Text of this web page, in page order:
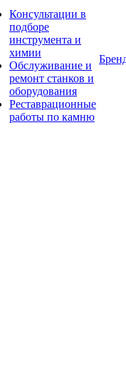
Консультации в
подборе
инструмента и
химии
Обслуживание и
ремонт станков и
оборудования
Реставрационные
работы по камню